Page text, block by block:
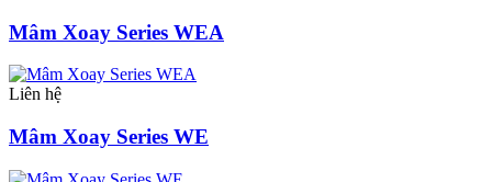
Mâm Xoay Series WEA
Liên hệ
Mâm Xoay Series WE